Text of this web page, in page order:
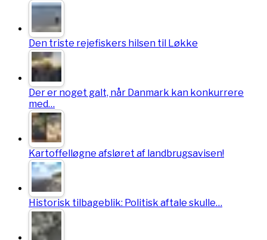
Den triste rejefiskers hilsen til Løkke
Der er noget galt, når Danmark kan konkurrere
med…
Kartoffelløgne afsløret af landbrugsavisen!
Historisk tilbageblik: Politisk aftale skulle…